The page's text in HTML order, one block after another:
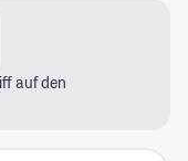
auf den